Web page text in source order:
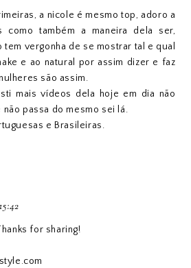
a nicole é mesmo top, adoro a
como também a maneira dela ser,
tem vergonha de se mostrar tal e qual
e ao natural por assim dizer e faz
são assim.
mais vídeos dela hoje em dia não
passa do mesmo sei lá.
e Brasileiras.
for sharing!